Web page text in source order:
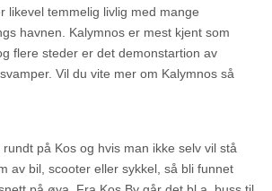
likevel temmelig livlig med mange
havnen. Kalymnos er mest kjent som
flere steder er det demonstartion av
Vil du vite mer om Kalymnos så
på Kos og hvis man ikke selv vil stå
av bil, scooter eller sykkel, så bli funnet